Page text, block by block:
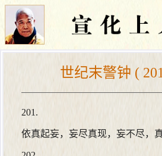
世纪末警钟 (
201.
依真起妄，妄尽真现，妄不尽，真